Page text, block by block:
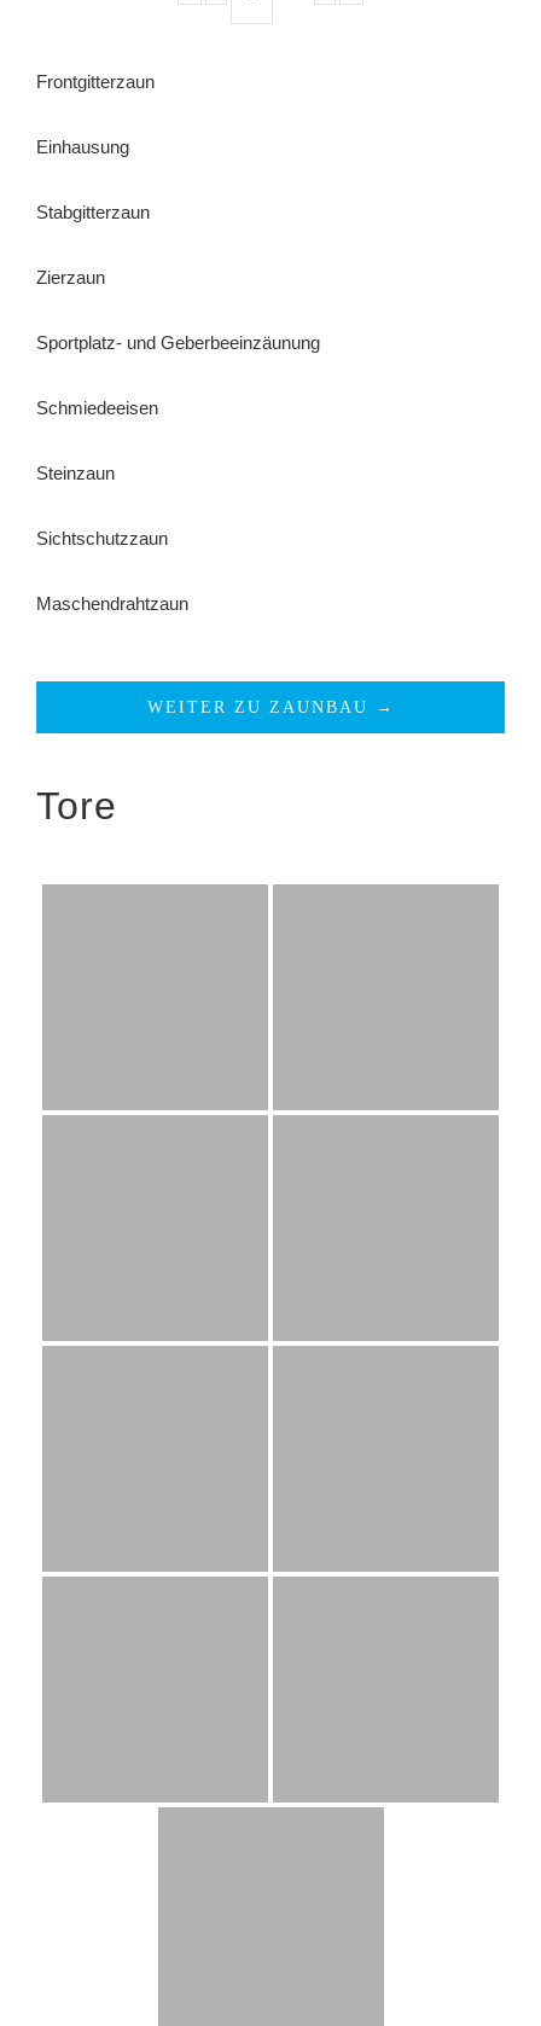
Frontgitterzaun
Einhausung
Stabgitterzaun
Zierzaun
Sportplatz- und Geberbeeinzäunung
Schmiedeeisen
Steinzaun
Sichtschutzzaun
Maschendrahtzaun
WEITER ZU ZAUNBAU →
Tore